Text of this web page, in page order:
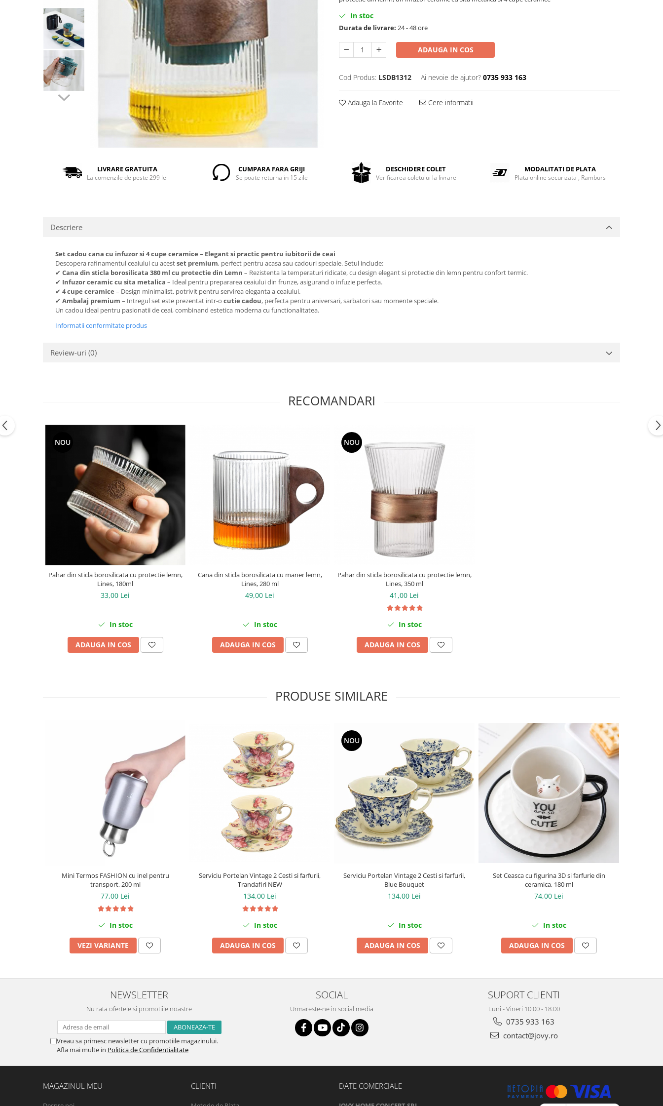
In stoc
Durata de livrare: 24 - 48 ore
ADAUGA IN COS
Cod Produs: LSDB1312 Ai nevoie de ajutor? 0735 933 163
Adauga la Favorite Cere informatii
LIVRARE GRATUITA
La comenzile de peste 299 lei
CUMPARA FARA GRIJI
Se poate returna in 15 zile
DESCHIDERE COLET
Verificarea coletului la livrare
MODALITATI DE PLATA
Plata online securizata , Ramburs
Descriere
Set cadou cana cu infuzor si 4 cupe ceramice – Elegant si practic pentru iubitorii de ceai
Descopera rafinamentul ceaiului cu acestset premium, perfect pentru acasa sau cadouri speciale. Setul include:
✔ Cana din sticla borosilicata 380 ml cu protectie din Lemn – Rezistenta la temperaturi ridicate, cu design elegant si protectie din lemn pentru confort termic.
✔ Infuzor ceramic cu sita metalica – Ideal pentru prepararea ceaiului din frunze, asigurand o infuzie perfecta.
✔ 4 cupe ceramice – Design minimalist, potrivit pentru servirea eleganta a ceaiului.
✔ Ambalaj premium – Intregul set este prezentat intr-o cutie cadou, perfecta pentru aniversari, sarbatori sau momente speciale.
Un cadou ideal pentru pasionatii de ceai, combinand estetica moderna cu functionalitatea.
Informatii conformitate produs
Review-uri (0)
RECOMANDARI
NOU
Pahar din sticla borosilicata cu protectie lemn,
Lines, 180ml
33,00 Lei
In stoc
ADAUGA IN COS
Cana din sticla borosilicata cu maner lemn,
Lines, 280 ml
49,00 Lei
In stoc
ADAUGA IN COS
NOU
Pahar din sticla borosilicata cu protectie lemn,
Lines, 350 ml
41,00 Lei
In stoc
ADAUGA IN COS
PRODUSE SIMILARE
Mini Termos FASHION cu inel pentru
transport, 200 ml
77,00 Lei
In stoc
VEZI VARIANTE
Serviciu Portelan Vintage 2 Cesti si farfurii,
Trandafiri NEW
134,00 Lei
In stoc
ADAUGA IN COS
NOU
Serviciu Portelan Vintage 2 Cesti si farfurii,
Blue Bouquet
134,00 Lei
In stoc
ADAUGA IN COS
Set Ceasca cu figurina 3D si farfurie din
ceramica, 180 ml
74,00 Lei
In stoc
ADAUGA IN COS
NEWSLETTER
Nu rata ofertele si promotiile noastre
Vreau sa primesc newsletter cu promotiile magazinului.
Afla mai multe in Politica de Confidentialitate
SOCIAL
Urmareste-ne in social media
SUPORT CLIENTI
Luni - Vineri 10:00 - 18:00
0735 933 163
contact@jovy.ro
MAGAZINUL MEU CLIENTI DATE COMERCIALE